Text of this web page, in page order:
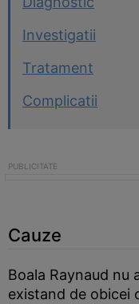
Investigatii
Tratament
Complicatii
Cauze
Boala Raynaud nu
existand de obicei